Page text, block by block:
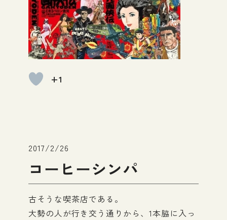
+1
2017/2/26
コーヒーシンパ
古そうな喫茶店である。
大勢の人が行き交う通りから、1本脇に入っ